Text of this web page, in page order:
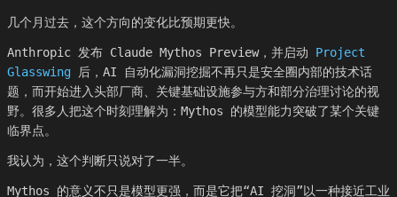
几个月过去，这个方向的变化比预期更快。
Anthropic 发布 Claude Mythos Preview，并启动 Project
Glasswing 后，AI 自动化漏洞挖掘不再只是安全圈内部的技术话
题，而开始进入头部厂商、关键基础设施参与方和部分治理讨论的视
野。很多人把这个时刻理解为：Mythos 的模型能力突破了某个关键
临界点。
我认为，这个判断只说对了一半。
Mythos 的意义不只是模型更强，而是它把“AI 挖洞”以一种接近工业